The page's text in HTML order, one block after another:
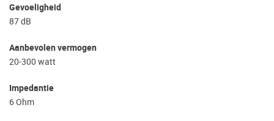
Gevoeligheid
87 dB
Aanbevolen vermogen
20-300 watt
Impedantie
6 Ohm